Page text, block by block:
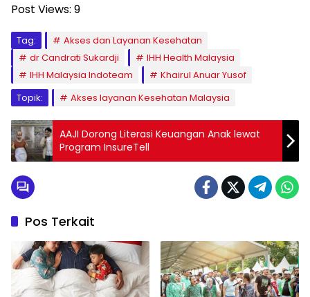
Post Views: 9
Tag:
Akses dan Layanan Kesehatan
dr Candrati Sukardji
IHH Health Malaysia
IHH Malaysia Indoteam
Khairul Anuar Yusof
Topik:
Akses layanan Kesehatan Malaysia
AAJI Dorong Literasi Keuangan Anak lewat
Program InsureTell
Pos Terkait